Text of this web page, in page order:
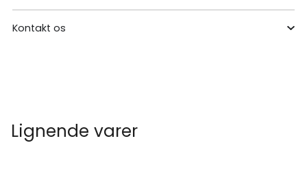
Kontakt os
Lignende varer